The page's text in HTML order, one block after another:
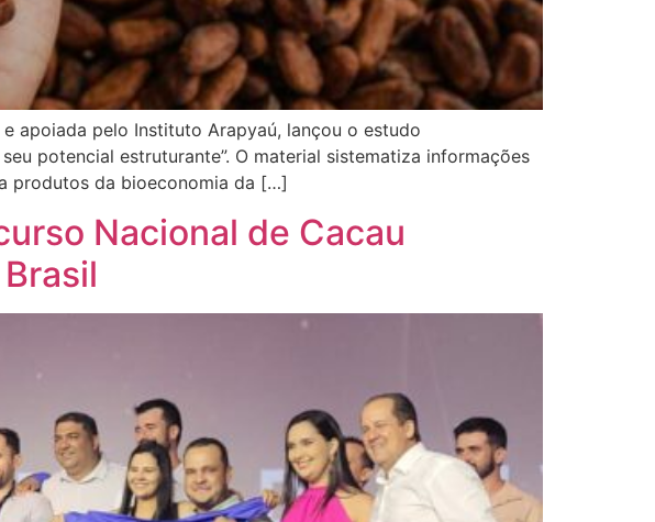
apoiada pelo Instituto Arapyaú, lançou o estudo
potencial estruturante”. O material sistematiza informações
produtos da bioeconomia da […]
Nacional de Cacau